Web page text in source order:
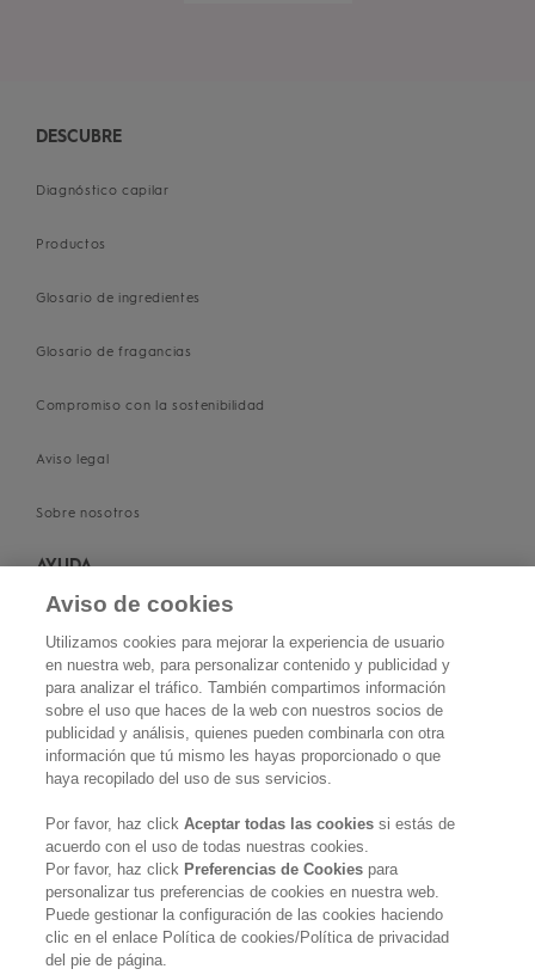
DESCUBRE
Diagnóstico capilar
Productos
Glosario de ingredientes
Glosario de fragancias
Compromiso con la sostenibilidad
Aviso legal
Sobre nosotros
AYUDA
Conviértete en salón KERASILK
Política de privacidad
Política de cookies
Términos y condiciones
SÍGUENOS
Aviso de cookies
Utilizamos cookies para mejorar la experiencia de usuario
en nuestra web, para personalizar contenido y publicidad y
para analizar el tráfico. También compartimos información
sobre el uso que haces de la web con nuestros socios de
publicidad y análisis, quienes pueden combinarla con otra
información que tú mismo les hayas proporcionado o que
haya recopilado del uso de sus servicios.
Por favor, haz clickAceptar todas las cookies si estás de
acuerdo con el uso de todas nuestras cookies.
Por favor, haz click Preferencias de Cookies para
personalizar tus preferencias de cookies en nuestra web.
Puede gestionar la configuración de las cookies haciendo
clic en el enlace Política de cookies/Política de privacidad
del pie de página.